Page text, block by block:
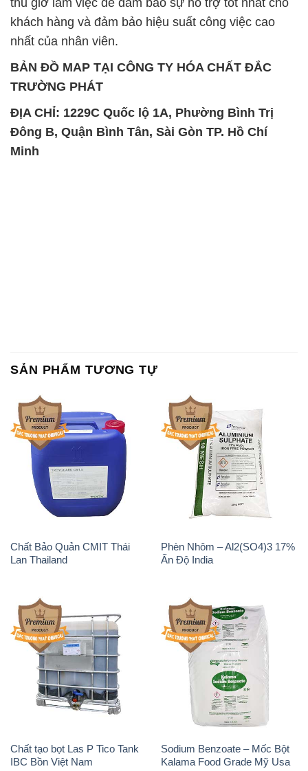
khách hàng và đảm bảo hiệu suất công việc cao
nhất của nhân viên.
BẢN ĐỒ MAP TẠI CÔNG TY HÓA CHẤT ĐẮC
TRƯỜNG PHÁT
ĐỊA CHỈ: 1229C Quốc lộ 1A, Phường Bình Trị
Đông B, Quận Bình Tân, Sài Gòn TP. Hồ Chí
Minh
SẢN PHẨM TƯƠNG TỰ
Chất Bảo Quản CMIT Thái
Lan Thailand
Phèn Nhôm – Al2(SO4)3 17%
Ấn Độ India
Chất tạo bọt Las P Tico Tank
IBC Bồn Việt Nam
Sodium Benzoate – Mốc Bột
Kalama Food Grade Mỹ Usa